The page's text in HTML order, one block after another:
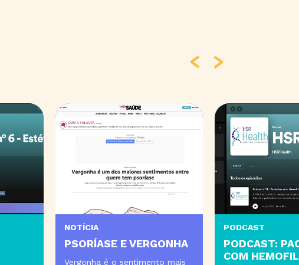
NOTÍCIA
PSORÍASE E VERGONHA
Vergonha é o sentimento mais
PODCAST
PODCAST:
COM HEMOFILIA A